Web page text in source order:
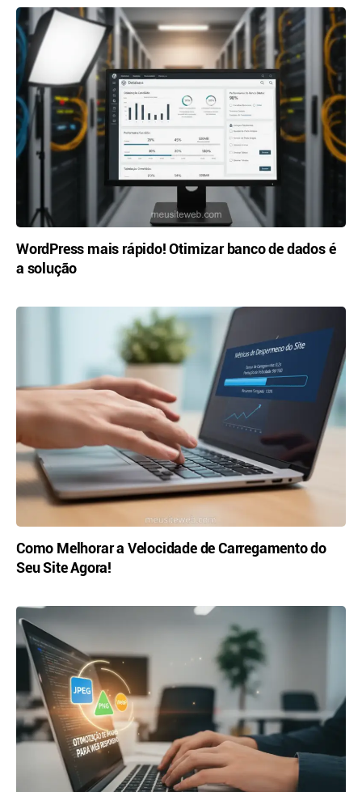
WordPress mais rápido! Otimizar banco de dados é
a solução
Como Melhorar a Velocidade de Carregamento do
Seu Site Agora!